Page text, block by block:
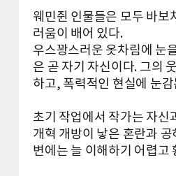
웨민쥔 인물들은 모두 바보
러움이 배어 있다.
우스꽝스러운 옷차림에 눈
은 곧 자기 자신이다. 그의
하고, 폭력적인 현실에 눈
초기 작업에서 작가는 자신
개혁 개방이 낳은 혼란과
변에는 늘 이해하기 어렵고